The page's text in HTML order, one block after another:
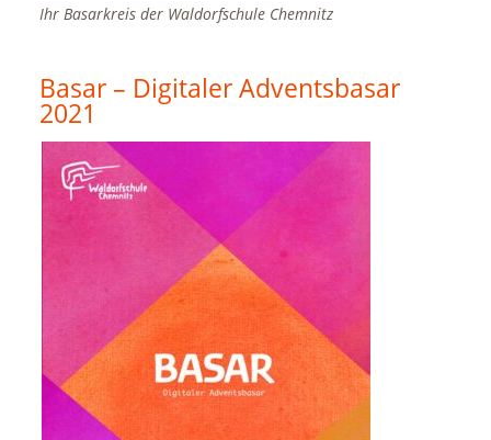
Ihr Basarkreis der Waldorfschule Chemnitz
Basar – Digitaler Adventsbasar
2021